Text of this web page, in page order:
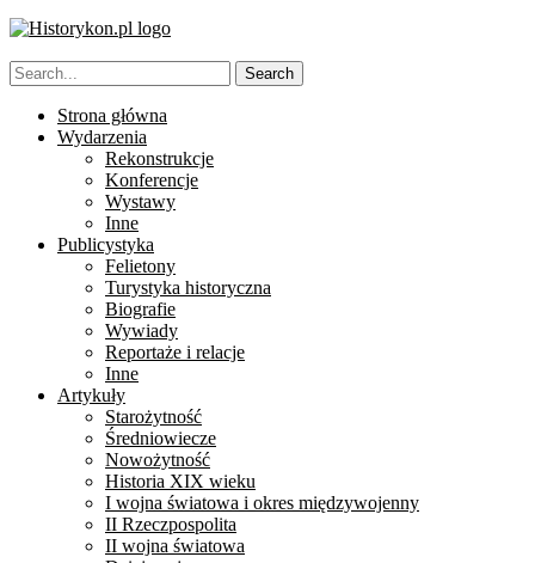
Strona główna
Wydarzenia
Rekonstrukcje
Konferencje
Wystawy
Inne
Publicystyka
Felietony
Turystyka historyczna
Biografie
Wywiady
Reportaże i relacje
Inne
Artykuły
Starożytność
Średniowiecze
Nowożytność
Historia XIX wieku
I wojna światowa i okres międzywojenny
II Rzeczpospolita
II wojna światowa